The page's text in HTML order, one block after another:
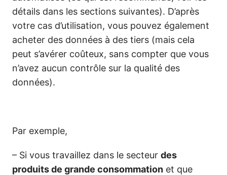
détails dans les sections suivantes). D’après
votre cas d’utilisation, vous pouvez également
acheter des données à des tiers (mais cela
peut s’avérer coûteux, sans compter que vous
n’avez aucun contrôle sur la qualité des
données).
Par exemple,
– Si vous travaillez dans le secteur des
produits de grande consommation et que